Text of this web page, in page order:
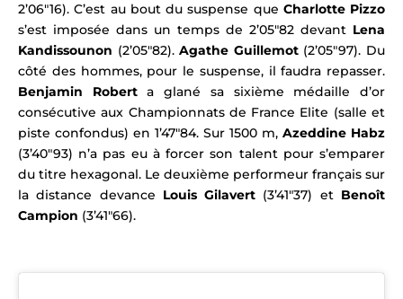
2’06″16). C’est au bout du suspense que Charlotte Pizzo
s’est imposée dans un temps de 2’05″82 devant Lena
Kandissounon (2’05″82).Agathe Guillemot(2’05″97). Du
côté des hommes, pour le suspense, il faudra repasser.
Benjamin Roberta glané sa sixième médaille d’or
consécutive aux Championnats de France Elite (salle et
piste confondus) en 1’47″84. Sur 1500 m, Azeddine Habz
(3’40″93) n’a pas eu à forcer son talent pour s’emparer
du titre hexagonal. Le deuxième performeur français sur
la distance devance Louis Gilavert (3’41″37) et Benoît
Campion (3’41″66).